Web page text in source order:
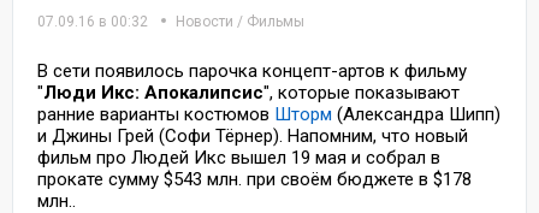
07.09.16 в 00:32 Новости / Фильмы
В сети появилось парочка концепт-артов к фильму
"Люди Икс: Апокалипсис", которые показывают
ранние варианты костюмов Шторм (Александра Шипп)
и Джины Грей (Софи Тёрнер). Напомним, что новый
фильм про Людей Икс вышел 19 мая и собрал в
прокате сумму $543 млн. при своём бюджете в $178
млн..